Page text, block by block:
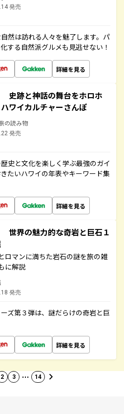
発売
然は訪れる人々を魅了します。パ
する自然派グルメも見逃せない！
詳細を見る
史跡と神話の舞台をホロホ
ワイカルチャーさんぽ
の読み物
発売
史と文化を楽しく学ぶ最強のガイ
たいハワイの年表やキーワード集
詳細を見る
世界の魅力的な奇岩と巨石１
ロマンに満ちた岩石の謎を旅の雑
に解説
発売
ズ第３弾は、謎だらけの奇岩と巨
詳細を見る
2 3 … 14